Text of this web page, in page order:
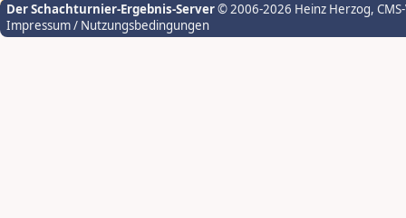
Der Schachturnier-Ergebnis-Server© 2006-2026 Heinz Herzog,
Impressum / Nutzungsbedingungen